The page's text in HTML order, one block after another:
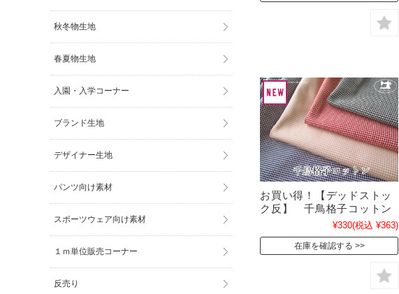
お買い得！【デッドストッ
ク反】 千鳥格子コットン
¥330(税込 ¥363)
在庫を確認する
秋冬物生地
春夏物生地
入園・入学コーナー
ブランド生地
デザイナー生地
パンツ向け素材
スポーツウェア向け素材
１ｍ単位販売コーナー
反売り